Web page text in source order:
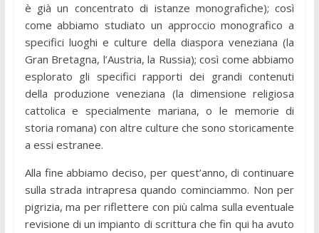
è già un concentrato di istanze monografiche); così
come abbiamo studiato un approccio monografico a
specifici luoghi e culture della diaspora veneziana (la
Gran Bretagna, l’Austria, la Russia); così come abbiamo
esplorato gli specifici rapporti dei grandi contenuti
della produzione veneziana (la dimensione religiosa
cattolica e specialmente mariana, o le memorie di
storia romana) con altre culture che sono storicamente
a essi estranee.
Alla fine abbiamo deciso, per quest’anno, di continuare
sulla strada intrapresa quando cominciammo. Non per
pigrizia, ma per riflettere con più calma sulla eventuale
revisione di un impianto di scrittura che fin qui ha avuto